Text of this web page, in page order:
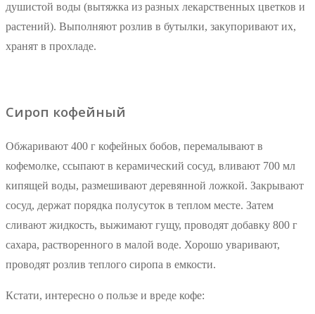
душистой воды (вытяжка из разных лекарственных цветков и
растений). Выполняют розлив в бутылки, закупоривают их,
хранят в прохладе.
Сироп кофейный
Обжаривают 400 г кофейных бобов, перемалывают в
кофемолке, ссыпают в керамический сосуд, вливают 700 мл
кипящей воды, размешивают деревянной ложкой. Закрывают
сосуд, держат порядка полусуток в теплом месте. Затем
сливают жидкость, выжимают гущу, проводят добавку 800 г
сахара, растворенного в малой воде. Хорошо уваривают,
проводят розлив теплого сиропа в емкости.
Кстати, интересно о пользе и вреде кофе: